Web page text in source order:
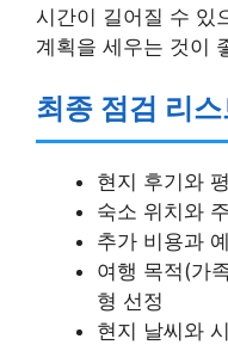
시간이 길어질 수 있
계획을 세우는 것이
최종 점검 리
현지 후기와
숙소 위치와
추가 비용과
여행 목적(가
형 선정
현지 날씨와